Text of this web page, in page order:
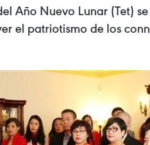
Año Nuevo Lunar (Tet)
el patriotismo de los